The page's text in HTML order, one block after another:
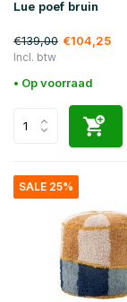
Lue poef bruin
€139,00 €104,25
Incl. btw
• Op voorraad
SALE 25%